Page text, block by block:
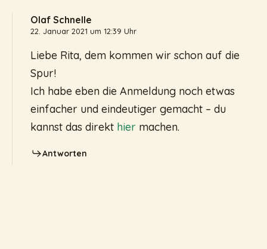
Olaf Schnelle
22. Januar 2021 um 12:39 Uhr
Liebe Rita, dem kommen wir schon auf die
Spur!
Ich habe eben die Anmeldung noch etwas
einfacher und eindeutiger gemacht – du
kannst das direkt hier machen.
Antworten